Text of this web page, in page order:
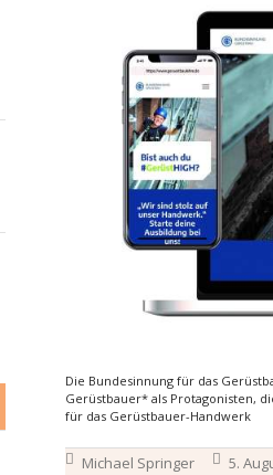
Die Bundesinnung für das
Gerüstbauer* als Protagonisten,
für das Gerüstbauer-Handwerk
Michael Springer 5.